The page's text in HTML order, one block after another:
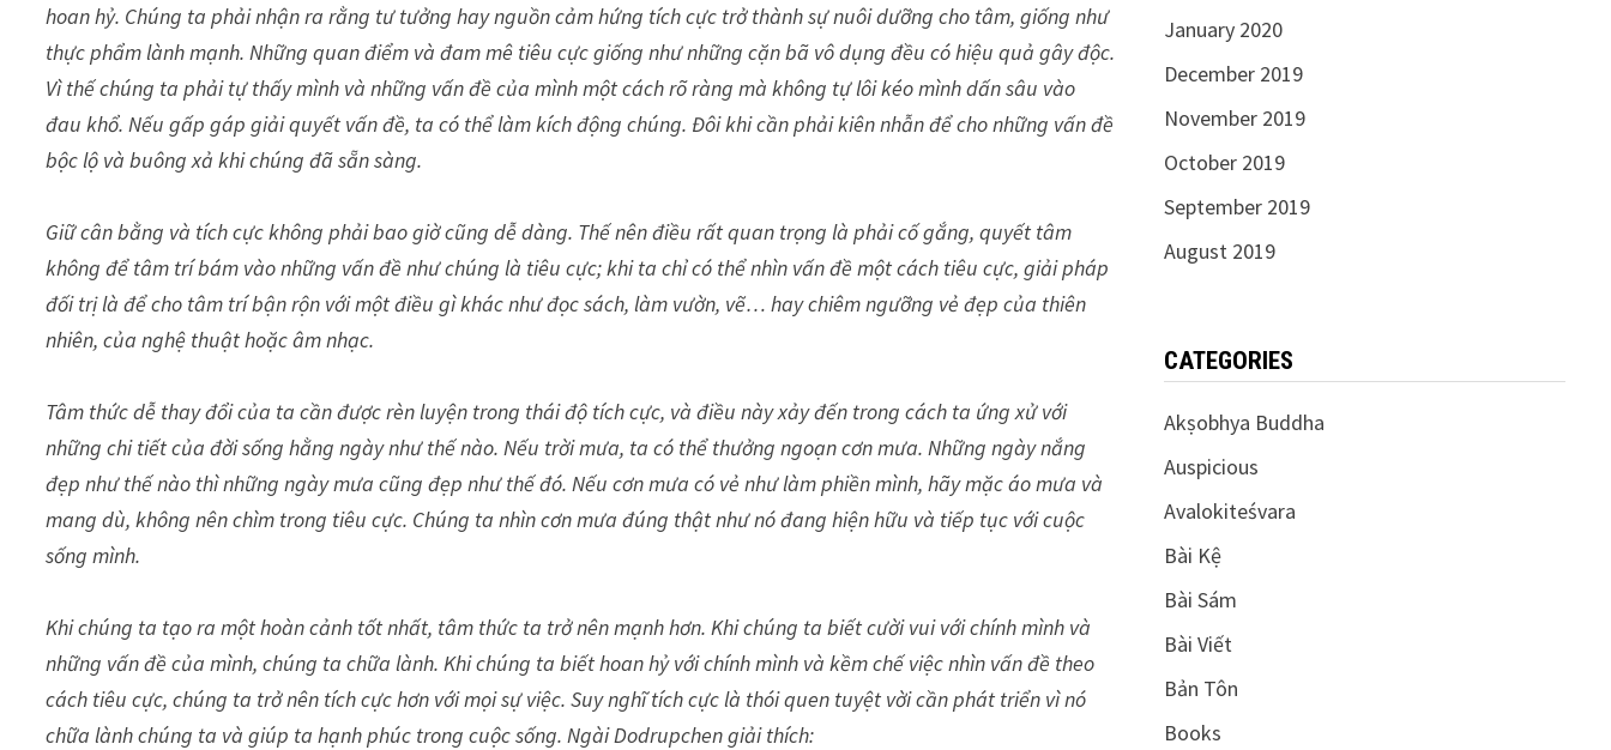
hoan hỷ. Chúng ta phải nhận ra rằng tư tưởng hay nguồn cảm hứng tích cực trở thành sự nuôi dưỡng cho tâm, giống như
thực phẩm lành mạnh. Những quan điểm và đam mê tiêu cực giống như những cặn bã vô dụng đều có hiệu quả gây độc.
Vì thế chúng ta phải tự thấy mình và những vấn đề của mình một cách rõ ràng mà không tự lôi kéo mình dấn sâu vào
đau khổ. Nếu gấp gáp giải quyết vấn đề, ta có thể làm kích động chúng. Đôi khi cần phải kiên nhẫn để cho những vấn đề
bộc lộ và buông xả khi chúng đã sẵn sàng.
Giữ cân bằng và tích cực không phải bao giờ cũng dễ dàng. Thế nên điều rất quan trọng là phải cố gắng, quyết tâm
không để tâm trí bám vào những vấn đề như chúng là tiêu cực; khi ta chỉ có thể nhìn vấn đề một cách tiêu cực, giải pháp
đối trị là để cho tâm trí bận rộn với một điều gì khác như đọc sách, làm vườn, vẽ… hay chiêm ngưỡng vẻ đẹp của thiên
nhiên, của nghệ thuật hoặc âm nhạc.
Tâm thức dễ thay đổi của ta cần được rèn luyện trong thái độ tích cực, và điều này xảy đến trong cách ta ứng xử với
những chi tiết của đời sống hằng ngày như thế nào. Nếu trời mưa, ta có thể thưởng ngoạn cơn mưa. Những ngày nắng
đẹp như thế nào thì những ngày mưa cũng đẹp như thế đó. Nếu cơn mưa có vẻ như làm phiền mình, hãy mặc áo mưa và
mang dù, không nên chìm trong tiêu cực. Chúng ta nhìn cơn mưa đúng thật như nó đang hiện hữu và tiếp tục với cuộc
sống mình.
Khi chúng ta tạo ra một hoàn cảnh tốt nhất, tâm thức ta trở nên mạnh hơn. Khi chúng ta biết cười vui với chính mình và
những vấn đề của mình, chúng ta chữa lành. Khi chúng ta biết hoan hỷ với chính mình và kềm chế việc nhìn vấn đề theo
cách tiêu cực, chúng ta trở nên tích cực hơn với mọi sự việc. Suy nghĩ tích cực là thói quen tuyệt vời cần phát triển vì nó
chữa lành chúng ta và giúp ta hạnh phúc trong cuộc sống. Ngài Dodrupchen giải thích:
January 2020
December 2019
November 2019
October 2019
September 2019
August 2019
CATEGORIES
Akṣobhya Buddha
Auspicious
Avalokiteśvara
Bài Kệ
Bài Sám
Bài Viết
Bản Tôn
Books